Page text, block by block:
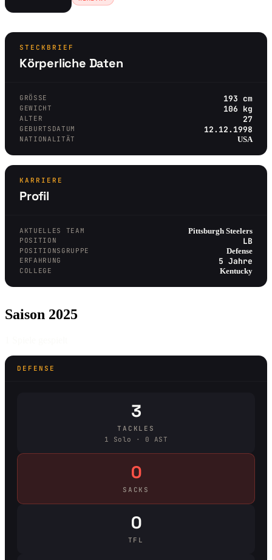
STECKBRIEF
Körperliche Daten
GRÖSSE 193 cm
GEWICHT 106 kg
ALTER 27
GEBURTSDATUM 12.12.1998
NATIONALITÄT USA
KARRIERE
Profil
AKTUELLES TEAM Pittsburgh Steelers
POSITION LB
POSITIONSGRUPPE Defense
ERFAHRUNG 5 Jahre
COLLEGE Kentucky
Saison 2025
DEFENSE
3
TACKLES
1 Solo · 0 AST
0
SACKS
0
TFL